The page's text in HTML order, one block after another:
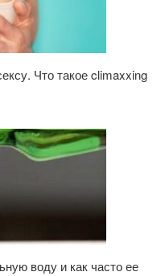
Что такое climaxxing
воду и как часто ее